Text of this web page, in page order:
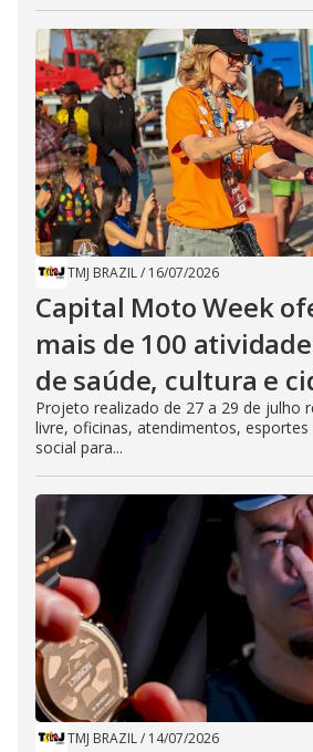
TMJ BRAZIL/ 16/07/2026
Capital Moto Week
mais de 100
de saúde, cultura e
Projeto realizado de 27 a 29 de julho
livre, oficinas, atendimentos, esportes
social para...
TMJ BRAZIL/ 14/07/2026